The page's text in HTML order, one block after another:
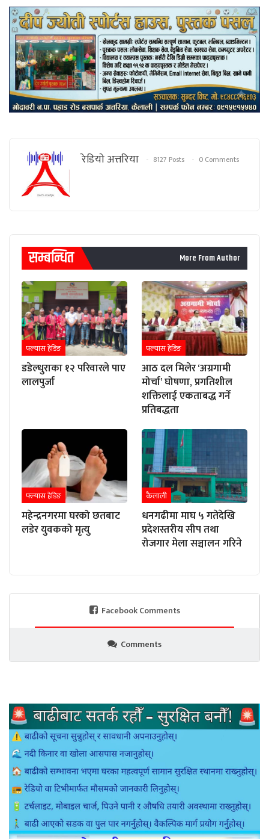
रेडियाे अत्तरिया 8127 Posts 0 Comments
सम्बन्धित More From Author
फ्ल्यास हेडिङ
डडेल्धुराका १२ परिवारले पाए
लालपुर्जा
फ्ल्यास हेडिङ
आठ दल मिलेर ‘अग्रगामी
मोर्चा’ घोषणा, प्रगतिशील
शक्तिलाई एकताबद्ध गर्ने
प्रतिबद्धता
फ्ल्यास हेडिङ
महेन्द्रनगरमा घरको छतबाट
लडेर युवकको मृत्यु
कैलाली
धनगढीमा माघ ५ गतेदेखि
प्रदेशस्तरीय सीप तथा
रोजगार मेला सञ्चालन गरिने
Facebook Comments
Comments